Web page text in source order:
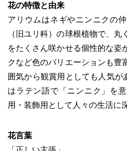
花の特徴と由来
アリウムはネギやニンニクの
（旧ユリ科）の球根植物で、
をたくさん咲かせる個性的な姿
クなど色のバリエーションも豊
囲気から観賞用としても人気が
はラテン語で「ニンニク」を
用・装飾用として人々の生活に
花言葉